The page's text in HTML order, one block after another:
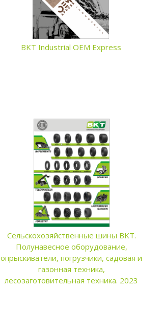
BKT Industrial OEM Express
Сельскохозяйственные шины BKT.
Полунавесное оборудование,
опрыскиватели, погрузчики, садовая и
газонная техника,
лесозаготовительная техника. 2023